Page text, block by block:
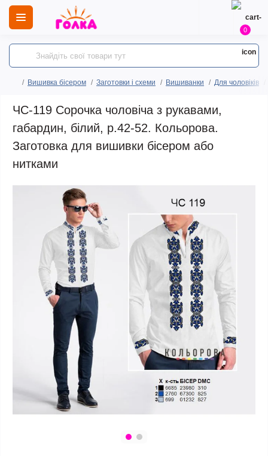
0
Вишивка бісером Заготовки і схеми Вишиванки Для чоловіків
ЧС-119 Сорочка чоловіча з рукавами,
габардин, білий, р.42-52. Кольорова.
Заготовка для вишивки бісером або
нитками